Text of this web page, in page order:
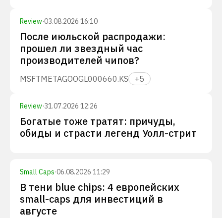
Review·03.08.2026 16:10
После июльской распродажи:
прошел ли звездный час
производителей чипов?
MSFTMETAGOOGL000660.KS +5
Review·31.07.2026 12:26
Богатые тоже тратят: причуды,
обиды и страсти легенд Уолл-стрит
Small Caps·06.08.2026 11:29
В тени blue chips: 4 европейских
small-caps для инвестиций в
августе